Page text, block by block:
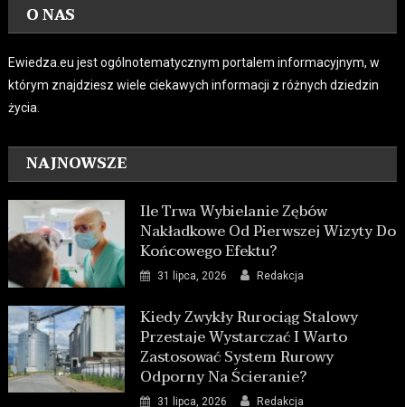
O NAS
Ewiedza.eu jest ogólnotematycznym portalem informacyjnym, w
którym znajdziesz wiele ciekawych informacji z różnych dziedzin
życia.
NAJNOWSZE
Ile Trwa Wybielanie Zębów
Nakładkowe Od Pierwszej Wizyty Do
Końcowego Efektu?
31 lipca, 2026 Redakcja
Kiedy Zwykły Rurociąg Stalowy
Przestaje Wystarczać I Warto
Zastosować System Rurowy
Odporny Na Ścieranie?
31 lipca, 2026 Redakcja